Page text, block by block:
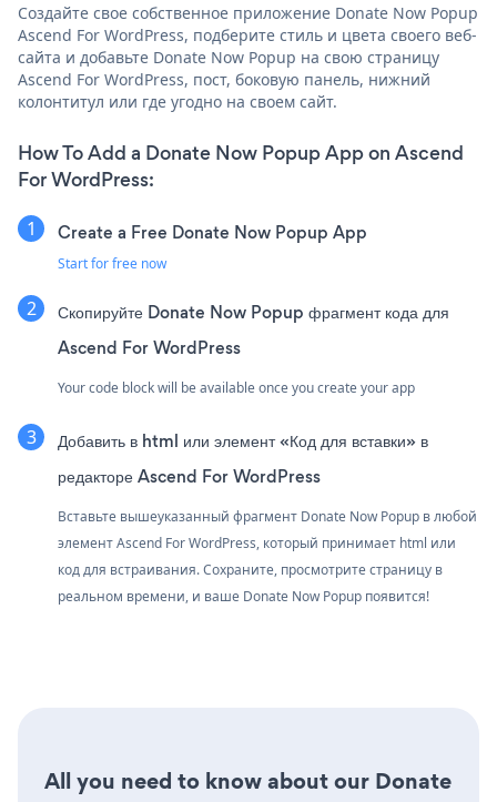
Создайте свое собственное приложение Donate Now Popup
Ascend For WordPress, подберите стиль и цвета своего веб-
сайта и добавьте Donate Now Popup на свою страницу
Ascend For WordPress, пост, боковую панель, нижний
колонтитул или где угодно на своем сайт.
How To Add a Donate Now Popup App on Ascend
For WordPress:
Create a Free Donate Now Popup App
Start for free now
Скопируйте Donate Now Popup фрагмент кода для
Ascend For WordPress
Your code block will be available once you create your app
Добавить в html или элемент «Код для вставки» в
редакторе Ascend For WordPress
Вставьте вышеуказанный фрагмент Donate Now Popup в любой
элемент Ascend For WordPress, который принимает html или
код для встраивания. Сохраните, просмотрите страницу в
реальном времени, и ваше Donate Now Popup появится!
All you need to know about our Donate